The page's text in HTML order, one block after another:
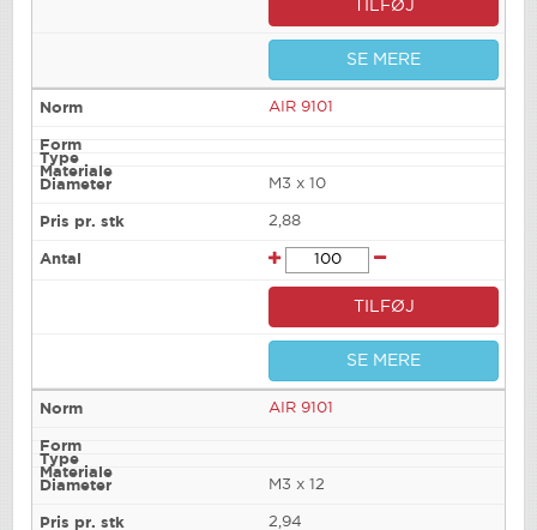
TILFØJ
SE MERE
AIR 9101
M3 x 10
2,88
TILFØJ
SE MERE
AIR 9101
M3 x 12
2,94